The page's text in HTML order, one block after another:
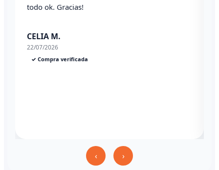
‹
todo ok. Gracias!
CELIA M.
22/07/2026
✓ Compra verificada
›